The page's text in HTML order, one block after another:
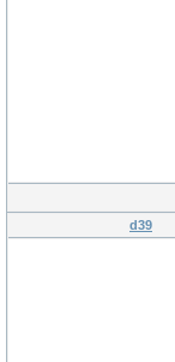
d39